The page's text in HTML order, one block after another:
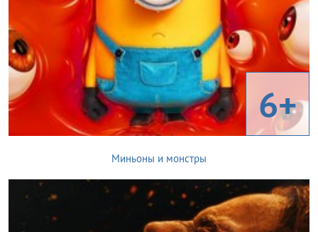
6+
Миньоны и монстры